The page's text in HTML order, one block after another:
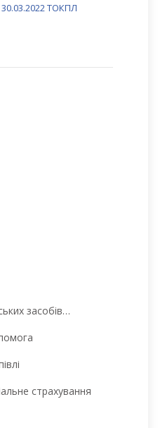
ТОКПЛ
засобів…
страхування